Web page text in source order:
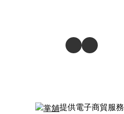
提供電子商貿服務